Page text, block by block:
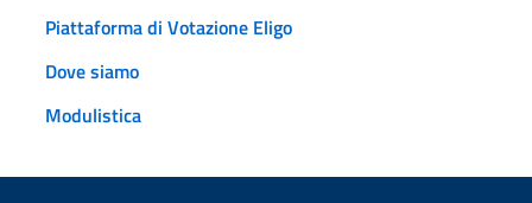
Piattaforma di Votazione Eligo
Dove siamo
Modulistica